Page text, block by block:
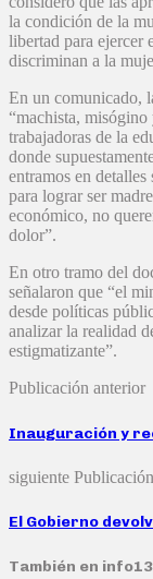
la condición de la
libertad para ejercer
discriminan a la
En un comunicado,
“machista,
trabajadoras de la
donde
entramos en
para lograr ser
económico, no
dolor”.
En otro tramo del
señalaron que “el
desde políticas
analizar la realidad
estigmatizante”.
Publicación anterior
Inauguración y
siguiente Publicación
El Gobierno
También en